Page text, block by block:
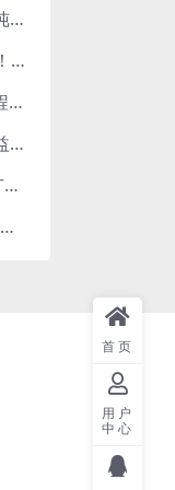
拼多多撸券，单机一天纯利润480，下半年收益更高，不限设备，不限IP。
小红书三个月涨粉10W！AI英语视频0成本制作，每天轻松日入2000+
GPT爆文玩法的详细教程，今日头条原创文章玩法实操讲解，简单操作月入5000
网创项目，刚上手日收益300-500左右，熟悉后日收益1500-3000
外面收费980，短剧推广最新搬运玩法，几分钟一个作品，日入1000
拼多多店铺虚拟项目，教科书式操作玩法，轻松月入1000
首页
用户
中心